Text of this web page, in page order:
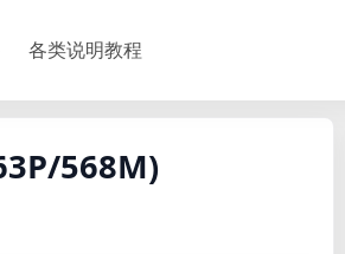
各类说明教程
568M)